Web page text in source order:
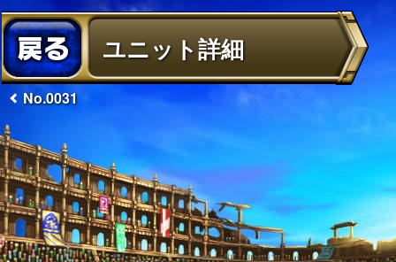
ユニット詳細
No.0031